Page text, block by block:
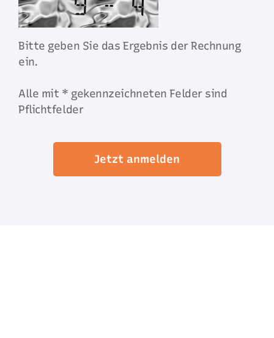
Bitte geben Sie das Ergebnis der Rechnung
ein.
Alle mit * gekennzeichneten Felder sind
Pflichtfelder
Jetzt anmelden